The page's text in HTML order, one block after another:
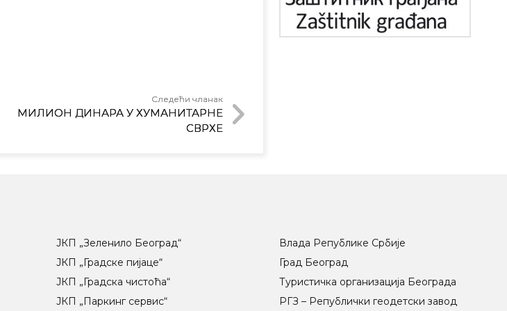
Следећи чланак
МИЛИОН ДИНАРА У ХУМАНИТАРНЕ
СВРХЕ
ЈКП „Зеленило Београд“
ЈКП „Градске пијаце“
ЈКП „Градска чистоћа“
ЈКП „Паркинг сервис“
Влада Републике Србије
Град Београд
Туристичка организација Београда
РГЗ – Републички геодетски завод